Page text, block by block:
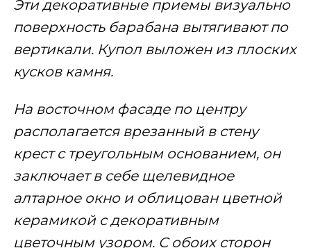
Эти декоративные приемы визуально
поверхность барабана вытягивают по
вертикали. Купол выложен из плоских
кусков камня.
На восточном фасаде по центру
располагается врезанный в стену
крест с треугольным основанием, он
заключает в себе щелевидное
алтарное окно и облицован цветной
керамикой с декоративным
цветочным узором. С обоих сторон